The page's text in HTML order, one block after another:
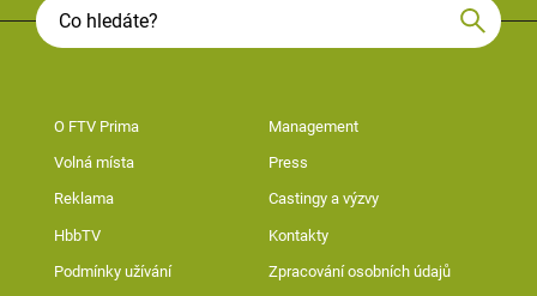
O FTV Prima Management
Volná místa Press
Reklama Castingy a výzvy
HbbTV Kontakty
Podmínky užívání Zpracování osobních údajů